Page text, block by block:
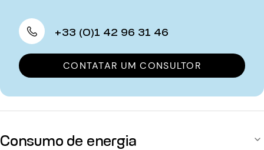
+33 (0)1 42 96 31 46
CONTATAR UM CONSULTOR
Consumo de energia